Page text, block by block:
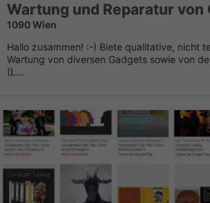
Wartung und Reparatur von
1090 Wien
Hallo zusammen! :-) Biete qualitative, nicht
Wartung von diversen Gadgets sowie von
(L...